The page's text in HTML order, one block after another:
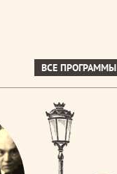
ВСЕ ПРОГРАММЫ